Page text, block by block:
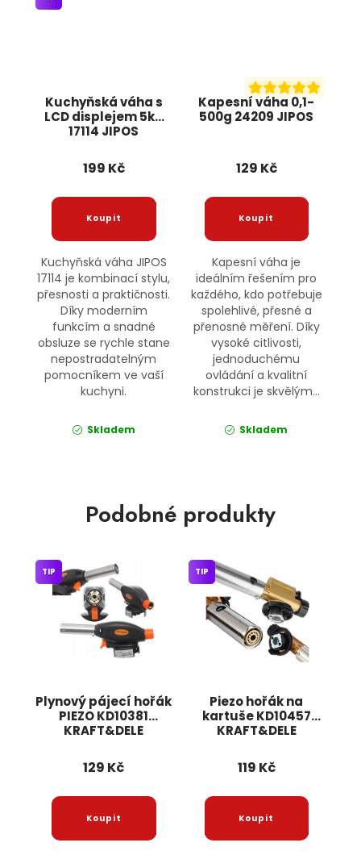
Kuchyňská váha s
LCD displejem 5kg
17114 JIPOS
199 Kč
Kuchyňská váha JIPOS
17114 je kombinací stylu,
přesnosti a praktičnosti.
Díky moderním
funkcím a snadné
obsluze se rychle stane
nepostradatelným
pomocníkem ve vaší
kuchyni.
Skladem
Kapesní váha 0,1-
500g 24209 JIPOS
129 Kč
Kapesní váha je
ideálním řešením pro
každého, kdo potřebuje
spolehlivé, přesné a
přenosné měření. Díky
vysoké citlivosti,
jednoduchému
ovládání a kvalitní
konstrukci je skvělým...
Skladem
Podobné produkty
Plynový pájecí hořák
PIEZO KD10381
KRAFT&DELE
TIP
129 Kč
Piezo hořák na
kartuše KD10457
KRAFT&DELE
TIP
119 Kč